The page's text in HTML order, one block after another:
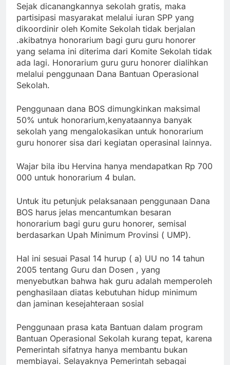
Sejak dicanangkannya sekolah gratis, maka
partisipasi masyarakat melalui iuran SPP yang
dikoordinir oleh Komite Sekolah tidak berjalan
.akibatnya honorarium bagi guru guru honorer
yang selama ini diterima dari Komite Sekolah tidak
ada lagi. Honorarium guru guru honorer dialihkan
melalui penggunaan Dana Bantuan Operasional
Sekolah.
Penggunaan dana BOS dimungkinkan maksimal
50% untuk honorarium,kenyataannya banyak
sekolah yang mengalokasikan untuk honorarium
guru honorer sisa dari kegiatan operasinal lainnya.
Wajar bila ibu Hervina hanya mendapatkan Rp 700
000 untuk honorarium 4 bulan.
Untuk itu petunjuk pelaksanaan penggunaan Dana
BOS harus jelas mencantumkan besaran
honorarium bagi guru guru honorer, semisal
berdasarkan Upah Minimum Provinsi ( UMP).
Hal ini sesuai Pasal 14 hurup ( a) UU no 14 tahun
2005 tentang Guru dan Dosen , yang
menyebutkan bahwa hak guru adalah memperoleh
penghasilaan diatas kebutuhan hidup minimum
dan jaminan kesejahteraan sosial
Penggunaan prasa kata Bantuan dalam program
Bantuan Operasional Sekolah kurang tepat, karena
Pemerintah sifatnya hanya membantu bukan
membiayai. Selayaknya Pemerintah sebagai